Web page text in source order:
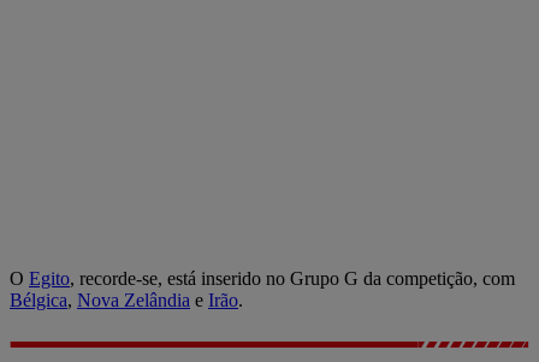
O Egito, recorde-se, está inserido no Grupo G da competição, com
Bélgica, Nova Zelândia e Irão.